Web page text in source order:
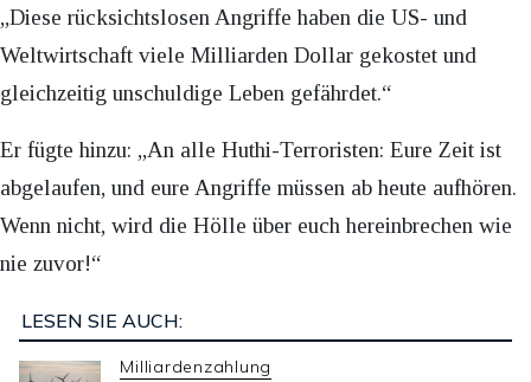
„Diese rücksichtslosen Angriffe haben die US- und
Weltwirtschaft viele Milliarden Dollar gekostet und
gleichzeitig unschuldige Leben gefährdet.“
Er fügte hinzu: „An alle Huthi-Terroristen: Eure Zeit ist
abgelaufen, und eure Angriffe müssen ab heute aufhören.
Wenn nicht, wird die Hölle über euch hereinbrechen wie
nie zuvor!“
LESEN SIE AUCH:
Milliardenzahlung